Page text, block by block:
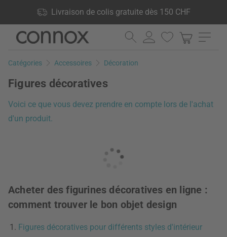
Livraison de colis gratuite dès 150 CHF
produits en stock, Droit de retour de 60 jours
Aller
contenu
Aller
la
Catégories Accessoires Décoration
Figures décoratives
Voici ce que vous devez prendre en compte lors de l'achat
d'un produit.
Acheter des figurines décoratives en ligne :
comment trouver le bon objet design
Figures décoratives pour différents styles d'intérieur